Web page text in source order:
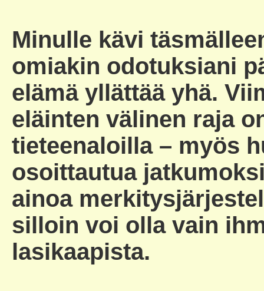
Minulle kävi
omiakin odotuksiani
elämä yllättää yhä.
eläinten välinen raja
tieteenaloilla – myös
osoittautua
ainoa
silloin voi olla vain
lasikaapista.